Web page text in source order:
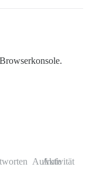
Aufrufe
Aktivität